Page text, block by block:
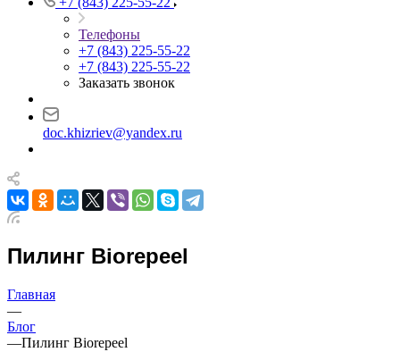
Телефоны
+7 (843) 225-55-22
+7 (843) 225-55-22
Заказать звонок
doc.khizriev@yandex.ru
Пилинг Biorepeel
Главная
—
Блог
—Пилинг Biorepeel